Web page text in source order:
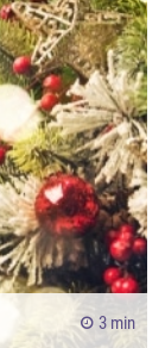
3 min